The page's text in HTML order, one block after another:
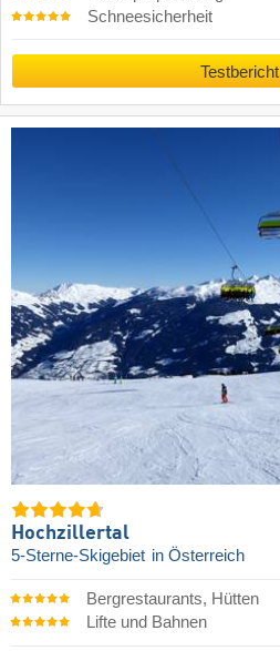
Schneesicherheit
Testbericht
Hochzillertal
5-Sterne-Skigebiet in Österreich
Bergrestaurants, Hütten
Lifte und Bahnen